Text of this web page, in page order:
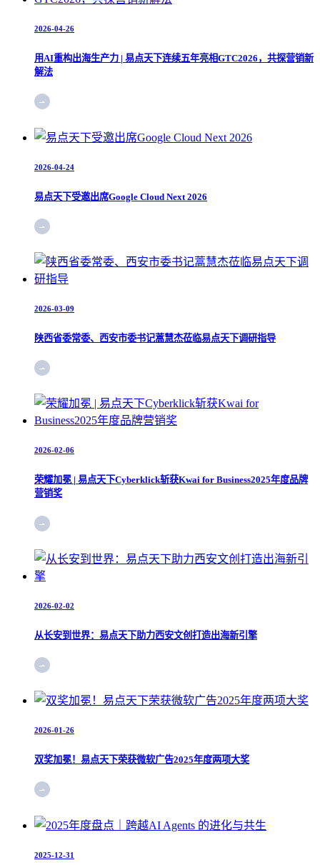
2026-04-26
用AI重构出海生产力 | 易点天下连续五年亮相GTC2026，共探营销新
解法
2026-04-24
易点天下受邀出席Google Cloud Next 2026
2026-03-09
陕西省委常委、西安市委书记蒿慧杰莅临易点天下调研指导
2026-02-06
荣耀加冕 | 易点天下Cyberklick斩获Kwai for Business2025年度品牌
营销奖
2026-02-02
从长安到世界：易点天下助力西安文创打造出海新引擎
2026-01-26
双奖加冕！易点天下荣获微软广告2025年度两项大奖
2025-12-31